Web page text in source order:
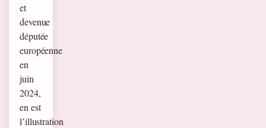
et
devenue
députée
européenne
en
juin
2024,
en est
l’illustration